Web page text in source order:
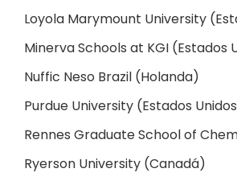
Loyola Marymount University
Minerva Schools at KGI (Estados
Nuffic Neso Brazil (Holanda)
Purdue University (Estados
Rennes Graduate School of
Ryerson University (Canadá)